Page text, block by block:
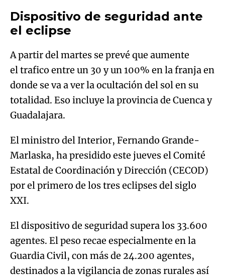
Dispositivo de seguridad ante
el eclipse
A partir del martes se prevé que aumente
el trafico entre un 30 y un 100% en la franja en
donde se va a ver la ocultación del sol en su
totalidad. Eso incluye la provincia de Cuenca y
Guadalajara.
El ministro del Interior, Fernando Grande-
Marlaska, ha presidido este jueves el Comité
Estatal de Coordinación y Dirección (CECOD)
por el primero de los tres eclipses del siglo
XXI.
El dispositivo de seguridad supera los 33.600
agentes. El peso recae especialmente en la
Guardia Civil, con más de 24.200 agentes,
destinados a la vigilancia de zonas rurales así